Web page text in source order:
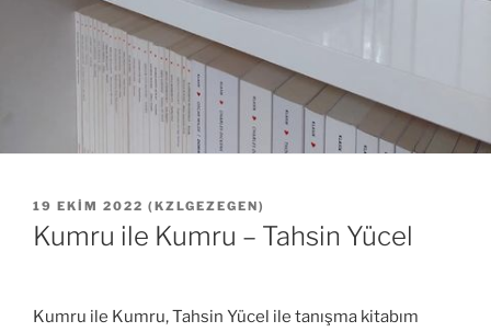
YAYIM
TARIHI
19 EKIM 2022 ( KZLGEZEGEN)
Kumru ile Kumru – Tahsin Yücel
Kumru ile Kumru, Tahsin Yücel ile tanışma kitabım